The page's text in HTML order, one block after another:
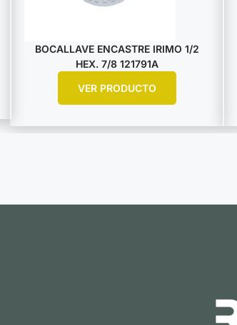
BOCALLAVE ENCASTRE IRIMO 1/2
HEX. 7/8 121791A
VER PRODUCTO